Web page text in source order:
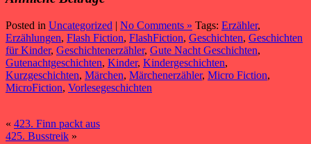
Posted in Uncategorized | No Comments » Tags: Erzähler,
Erzählungen, Flash Fiction, FlashFiction, Geschichten, Geschichten
für Kinder, Geschichtenerzähler, Gute Nacht Geschichten,
Gutenachtgeschichten, Kinder, Kindergeschichten,
Kurzgeschichten, Märchen, Märchenerzähler, Micro Fiction,
MicroFiction, Vorlesegeschichten
« 423. Finn packt aus
425. Busstreik »